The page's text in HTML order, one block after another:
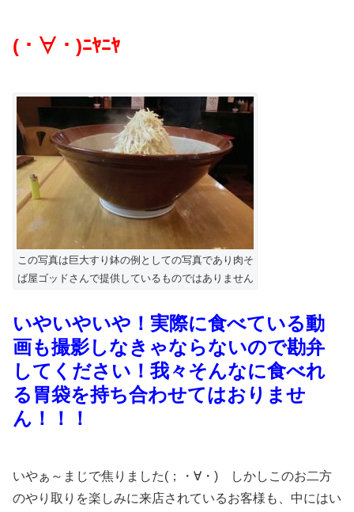
(・∀・)ﾆﾔﾆﾔ
この写真は巨大すり鉢の例としての写真であり肉そ
ば屋ゴッドさんで提供しているものではありません
いやいやいや！実際に食べている動
画も撮影しなきゃならないので勘弁
してください！我々そんなに食べれ
る胃袋を持ち合わせてはおりませ
ん！！！
いやぁ～まじで焦りました(；・∀・) しかしこのお二方
のやり取りを楽しみに来店されているお客様も、中にはい